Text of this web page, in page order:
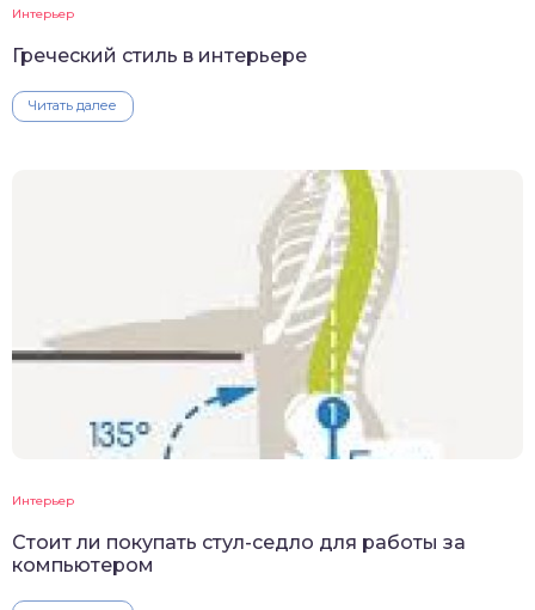
Интерьер
Греческий стиль в интерьере
Читать далее
Интерьер
Стоит ли покупать стул-седло для работы за
компьютером